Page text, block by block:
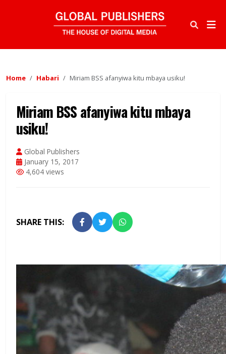
Home Habari Miriam BSS afanyiwa kitu mbaya usiku!
Miriam BSS afanyiwa kitu mbaya
usiku!
Global Publishers
January 15, 2017
4,604 views
SHARE THIS: